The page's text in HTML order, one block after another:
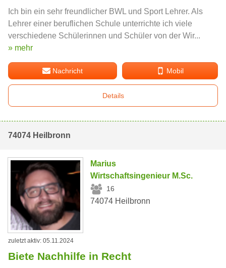
Ich bin ein sehr freundlicher BWL und Sport Lehrer. Als
Lehrer einer beruflichen Schule unterrichte ich viele
verschiedene Schülerinnen und Schüler von der Wir...
» mehr
Nachricht Mobil
Details
74074 Heilbronn
Marius
Wirtschaftsingenieur M.Sc.
16
74074 Heilbronn
zuletzt aktiv: 05.11.2024
Biete Nachhilfe in Recht